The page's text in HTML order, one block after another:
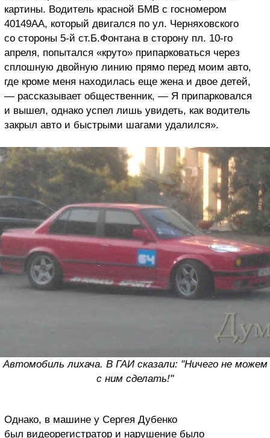
картины. Водитель красной БМВ с госномером
40149АА, который двигался по ул. Черняховского
со стороны 5-й ст.Б.Фонтана в сторону пл. 10-го
апреля, попытался «круто» припарковаться через
сплошную двойную линию прямо перед моим авто,
где кроме меня находилась еще жена и двое детей,
— рассказывает общественник, — Я припарковался
и вышел, однако успел лишь увидеть, как водитель
закрыл авто и быстрыми шагами удалился».
Автомобиль лихача. В ГАИ сказали: "Ничего не можем
с ним сделать!"
Однако, в машине у Сергея Дубенко
был видеорегистратор и нарушение было